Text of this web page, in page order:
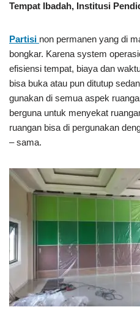
Tempat Ibadah, Institusi
Partisi non permanen yang di
bongkar. Karena system
efisiensi tempat, biaya dan
bisa buka atau pun ditutup
gunakan di semua aspek
berguna untuk menyekat
ruangan bisa di pergunakan
– sama.